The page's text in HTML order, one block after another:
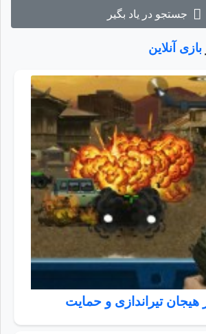
جستجو در یاد بگیر
بازی آنلاین
تیراندازی و حمایت